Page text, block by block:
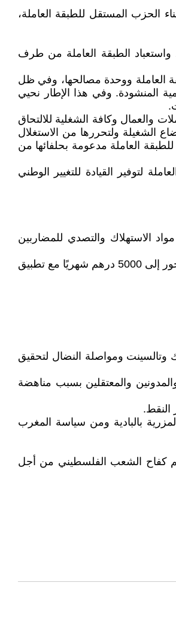
الحزب المستقل للطبقة العاملة،
واستعباد الطبقة العاملة من طرف
العاملة ووحدة مصالحها، وفي ظل
المنشودة. وفي هذا الإطار نحيي
والعمال وكافة الشغلية للالتحاق
الشغيلة ولتحررها من الاستغلال
العاملة مدعومة بحلفائها من
لتوفير القيادة للتغيير الوطني
الاستهلاك والتصدي للمضاربين
●الزيادة العامة في الأجور والتعويضات والمعاشات وفقا للسلم المتحرك للأثمان والأجور، وتخفيض الضريبة على الأجور ورفع قيمة الحد الأدنى للأجور إلى 5000 درهم شهريًا مع تطبيق
وتالسينت ومواصلة النضال لتحقيق
والمعتقلين بسبب مناهضة
النقط.
بالبادية ومن سياسة المغرب
كفاح الشعب الفلسطيني من أجل